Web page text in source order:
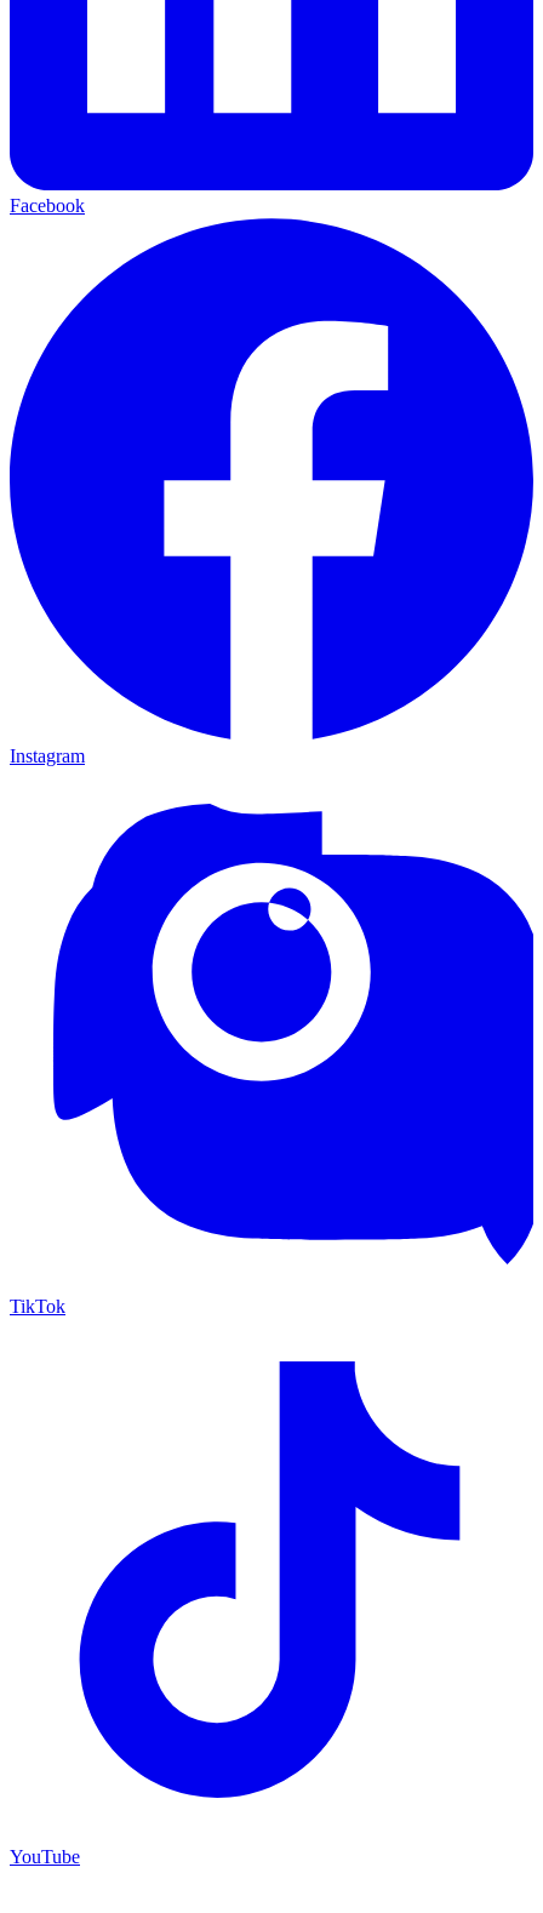
Facebook
Instagram
TikTok
YouTube